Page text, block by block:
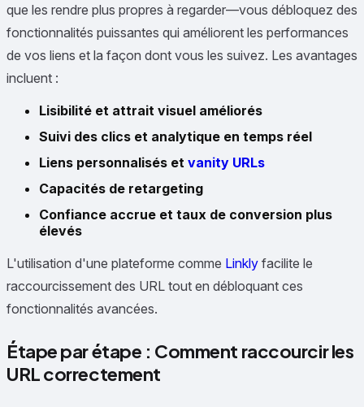
que les rendre plus propres à regarder—vous débloquez des
fonctionnalités puissantes qui améliorent les performances
de vos liens et la façon dont vous les suivez. Les avantages
incluent :
Lisibilité et attrait visuel améliorés
Suivi des clics et analytique en temps réel
Liens personnalisés et vanity URLs
Capacités de retargeting
Confiance accrue et taux de conversion plus
élevés
L'utilisation d'une plateforme comme Linkly facilite le
raccourcissement des URL tout en débloquant ces
fonctionnalités avancées.
Étape par étape : Comment raccourcir les
URL correctement